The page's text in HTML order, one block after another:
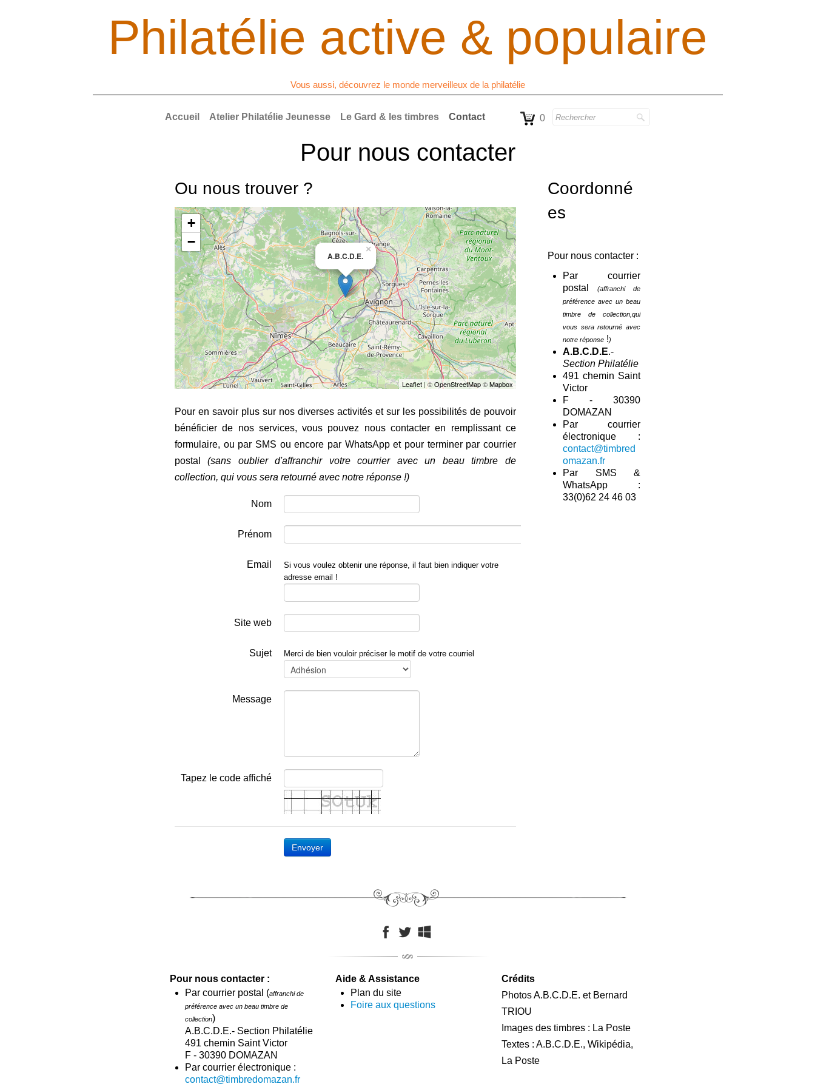
Philatélie active & populaire
Vous aussi, découvrez le monde merveilleux de la philatélie
0
Accueil Atelier Philatélie Jeunesse Le Gard & les timbres Contact
Pour nous contacter
Ou nous trouver ?
A.B.C.D.E.
×
+
−
Leaflet| ©OpenStreetMap©Mapbox
Pour en savoir plus sur nos diverses activités et sur les possibilités de pouvoir
bénéficier de nos services, vous pouvez nous contacter en remplissant ce
formulaire, ou par SMS ou encore par WhatsApp et pour terminer par courrier
postal
(sans oublier d'affranchir votre courrier avec un beau timbre de
collection, qui vous sera retourné avec notre réponse !)
Nom
Prénom
Email
Si vous voulez obtenir une réponse, il faut bien indiquer votre
adresse email !
Site web
Sujet Merci de bien vouloir préciser le motif de votre courriel
Message
Tapez le code affiché
Envoyer
Coordonné
es
Pour nous contacter :
Par courrier
postal(affranchi de
préférence avec un beau
timbre de collection,qui
vous sera retourné avec
notre réponse !)
A.B.C.D.E.-
Section Philatélie
491 chemin Saint
Victor
F - 30390
DOMAZAN
Par courrier
électronique :
contact@timbred
omazan.fr
Par SMS &
WhatsApp :
33(0)62 24 46 03
Pour nous contacter :
Par courrier postal (affranchi de
préférence avec un beau timbre de
collection)
A.B.C.D.E.- Section Philatélie
491 chemin Saint Victor
F - 30390 DOMAZAN
Par courrier électronique :
contact@timbredomazan.fr
Aide & Assistance
Plan du site
Foire aux questions
Crédits
Photos A.B.C.D.E. et Bernard
TRIOU
Images des timbres : La Poste
Textes : A.B.C.D.E., Wikipédia,
La Poste